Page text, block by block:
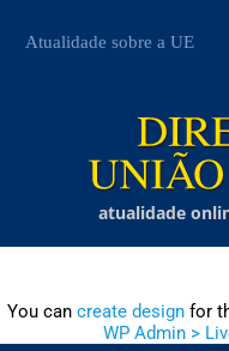
Atualidade sobre a UE
atualidade
You can create designfor
WP Admin >